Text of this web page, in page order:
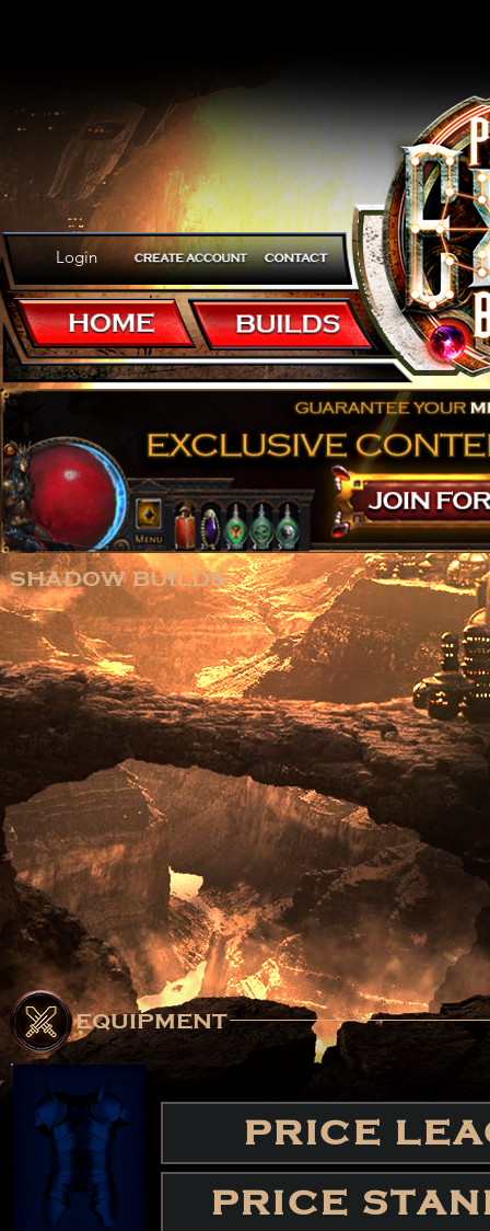
Such Spin, Such Win, Such
Ultra Cyclone
shadow builds
equipment
PRICE
PRICE
Login